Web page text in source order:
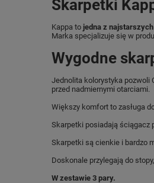
Skarpetki
Kappa to jedna z
Marka specjalizuje się w
Wygodne
Jednolita kolorystyka pozwoli
przed nadmiernymi otarciami.
Większy komfort to zasługa
Skarpetki posiadają ściągacz
Skarpetki są cienkie i bardzo
Doskonale przylegają do
W zestawie 3 pary.